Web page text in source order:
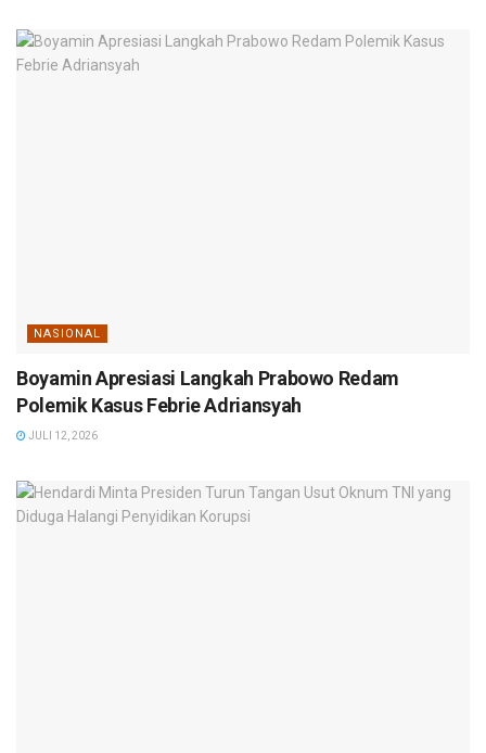
NASIONAL
Boyamin Apresiasi Langkah Prabowo Redam
Polemik Kasus Febrie Adriansyah
JULI 12, 2026